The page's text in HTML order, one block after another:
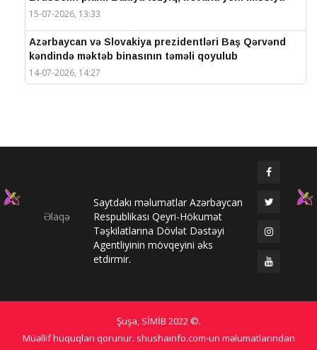
15-07-2026, 13:33
Azərbaycan və Slovakiya prezidentləri Baş Qərvənd
kəndində məktəb binasının təməli qoyulub
14-07-2026, 14:27
Prezidentlər Şuşada mətbuata bəyanatlarla çıxış
Elməddin Behbud: “IV Şuşa Qlobal Media Forumu
beynəlxalq media əməkdaşlığının nüfuzlu
platformasına çevrilib”
14-07-2026, 14:24
Qlobal Şuşa
Əlaqə
Saytdakı məlumatlar Azərbaycan
Respublikası Qeyri-Hökumət
Təşkilatlarına Dövlət Dəstəyi
Agentliyinin mövqeyini əks
etdirmir.
Şuşa, SİMİB 2022 ©.
Müəllif hüquqları qorunur. shushainfo.com-un məlumatlarından